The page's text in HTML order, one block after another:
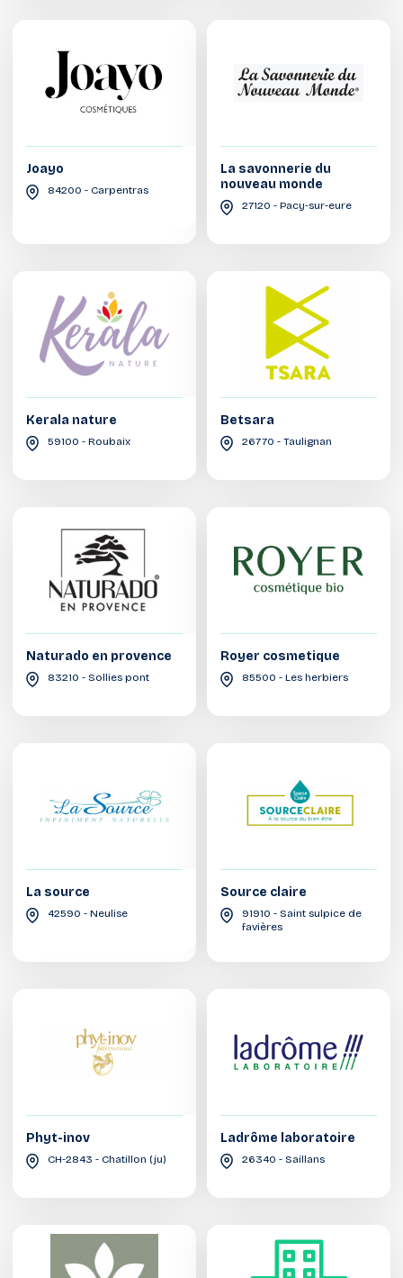
Joayo
84200 - Carpentras
La savonnerie du
nouveau monde
27120 - Pacy-sur-eure
Kerala nature
59100 - Roubaix
Betsara
26770 - Taulignan
Naturado en provence
83210 - Sollies pont
Royer cosmetique
85500 - Les herbiers
La source
42590 - Neulise
Source claire
91910 - Saint sulpice de
favières
Phyt-inov
CH-2843 - Chatillon (ju)
Ladrôme laboratoire
26340 - Saillans